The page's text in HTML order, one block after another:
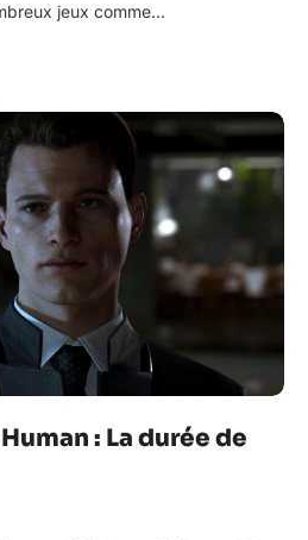
jeux comme…
: La durée de